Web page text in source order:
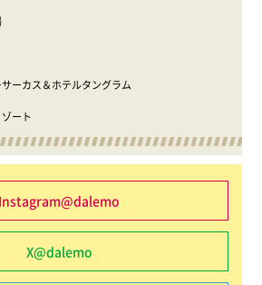
ーカス＆ホテルタングラム
ート
Instagram@dalemo
X@dalemo